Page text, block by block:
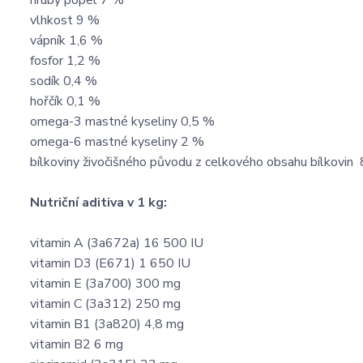
vlhkost 9 %
vápník 1,6 %
fosfor 1,2 %
sodík 0,4 %
hořčík 0,1 %
omega-3 mastné kyseliny 0,5 %
omega-6 mastné kyseliny 2 %
bílkoviny živočišného původu z celkového obsahu bílkovin
Nutriční aditiva v 1 kg:
vitamin A (3a672a) 16 500 IU
vitamin D3 (E671) 1 650 IU
vitamin E (3a700) 300 mg
vitamin C (3a312) 250 mg
vitamin B1 (3a820) 4,8 mg
vitamin B2 6 mg